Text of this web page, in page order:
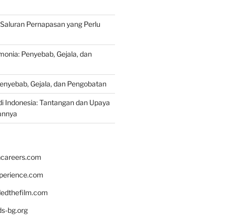
Pernapasan yang Perlu
Penyebab, Gejala, dan
Gejala, dan Pengobatan
Indonesia: Tantangan dan Upaya
bg.org